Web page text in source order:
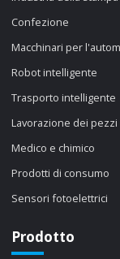
Confezione
Macchinari per
Robot intelligente
Trasporto intelligente
Lavorazione dei pezzi
Medico e chimico
Prodotti di consumo
Sensori fotoelettrici
Prodotto